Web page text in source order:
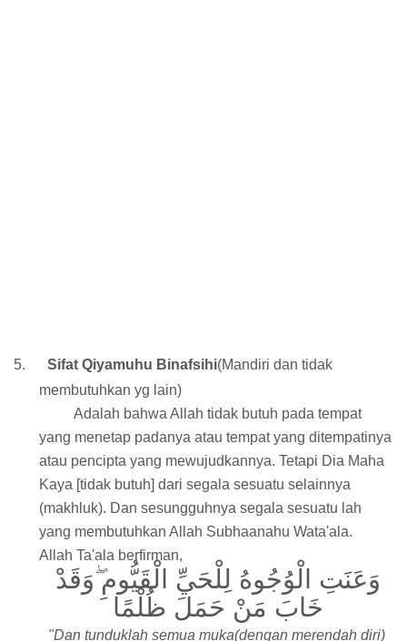
5. Sifat Qiyamuhu Binafsihi(Mandiri dan tidak
membutuhkan yg lain)
Adalah bahwa Allah tidak butuh pada tempat
yang menetap padanya atau tempat yang ditempatinya
atau pencipta yang mewujudkannya. Tetapi Dia Maha
Kaya [tidak butuh] dari segala sesuatu selainnya
(makhluk). Dan sesungguhnya segala sesuatu lah
yang membutuhkan Allah Subhaanahu Wata'ala.
Allah Ta'ala berfirman,
وَعَنَتِ الْوُجُوهُ لِلْحَيِّ الْقَيُّومِ ۖوَقَدْ
خَابَ مَنْ حَمَلَ ظُلْمًا
"Dan tunduklah semua muka(dengan merendah diri)